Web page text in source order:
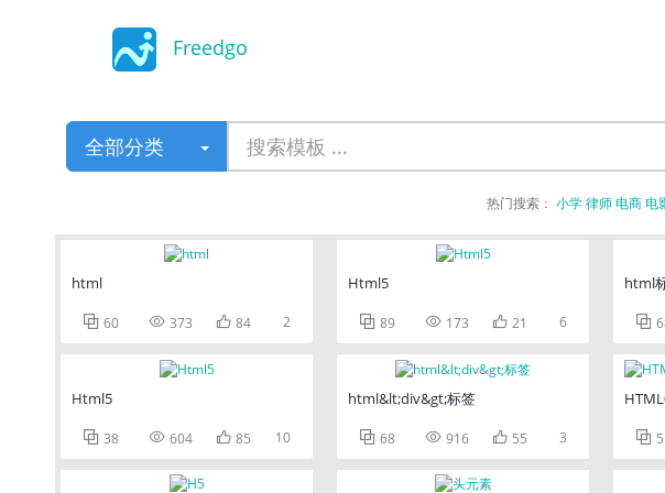
Freedgo
全部分类
热门搜索： 小学律师电商电
html
 60  373  84 2
Html5
 38  604  85 10
Html5
 89  173  21 6
html&lt;div&gt;标签
 68  916  55 3
html

